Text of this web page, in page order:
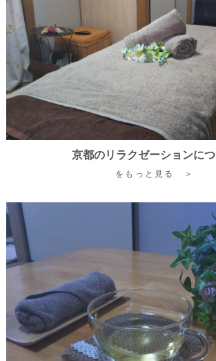
京都のリラクゼーションに
をもっと見る ＞